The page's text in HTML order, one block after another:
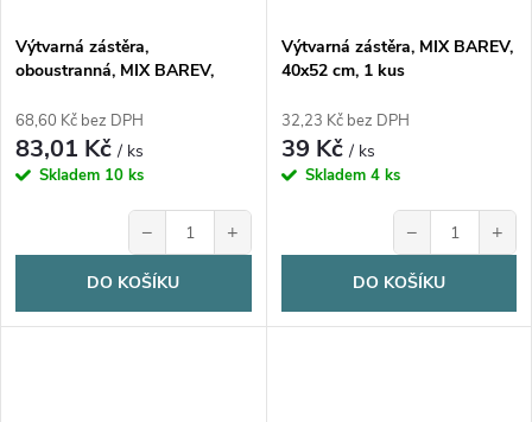
Výtvarná zástěra,
oboustranná, MIX BAREV,
68,60 Kč bez DPH
83,01 Kč/ ks
Skladem 10 ks
− +
DO KOŠÍKU
Výtvarná zástěra, MIX BAREV,
40x52 cm, 1 kus
32,23 Kč bez DPH
39 Kč/ ks
Skladem 4 ks
− +
DO KOŠÍKU